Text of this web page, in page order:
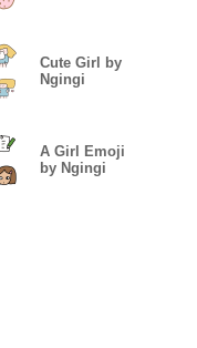
Cute Girl by
Ngingi
A Girl Emoji
by Ngingi